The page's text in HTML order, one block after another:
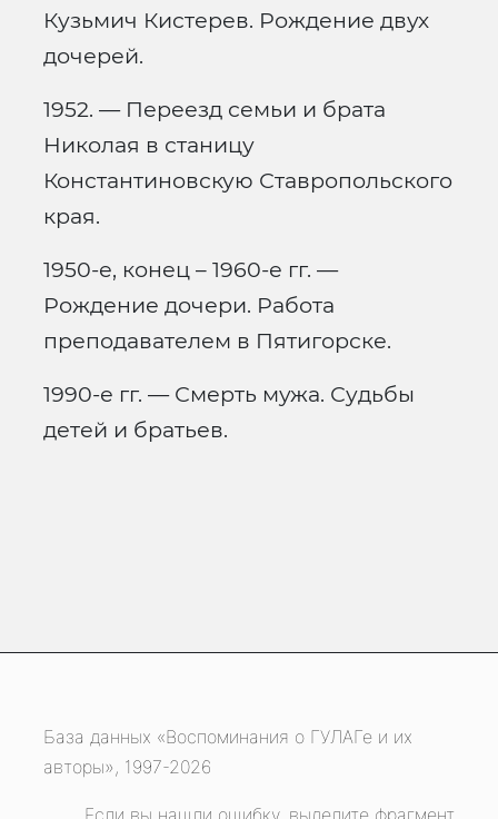
Кузьмич Кистерев. Рождение двух
дочерей.
1952. — Переезд семьи и брата
Николая в станицу
Константиновскую Ставропольского
края.
1950-е, конец – 1960-е гг. —
Рождение дочери. Работа
преподавателем в Пятигорске.
1990-е гг. — Смерть мужа. Судьбы
детей и братьев.
База данных «Воспоминания о ГУЛАГе и их
авторы», 1997-2026